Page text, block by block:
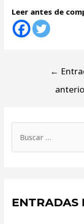
Leer antes de
←
ENTRADAS